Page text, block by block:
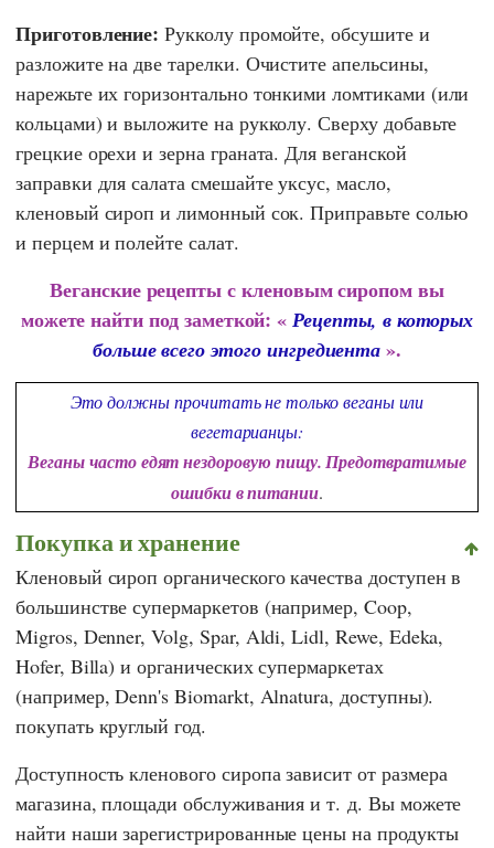
Приготовление: Рукколу промойте, обсушите и
разложите на две тарелки. Очистите апельсины,
нарежьте их горизонтально тонкими ломтиками (или
кольцами) и выложите на рукколу. Сверху добавьте
грецкие орехи и зерна граната. Для веганской
заправки для салата смешайте уксус, масло,
кленовый сироп и лимонный сок. Приправьте солью
и перцем и полейте салат.
Веганские рецепты с кленовым сиропом вы
можете найти под заметкой: «Рецепты, в которых
больше всего этого ингредиента ».
Это должны прочитать не только веганы или
вегетарианцы:
Веганы часто едят нездоровую пищу. Предотвратимые
ошибки в питании.
Покупка и хранение
Кленовый сироп органического качества доступен в
большинстве супермаркетов (например,Coop,
Migros, Denner,Volg, Spar, Aldi,Lidl, Rewe, Edeka,
Hofer, Billa) и органических супермаркетах
(например,Denn's Biomarkt, Alnatura, доступны).
покупать круглый год.
Доступность кленового сиропа зависит от размера
магазина, площади обслуживания и т. д. Вы можете
найти наши зарегистрированные цены на продукты